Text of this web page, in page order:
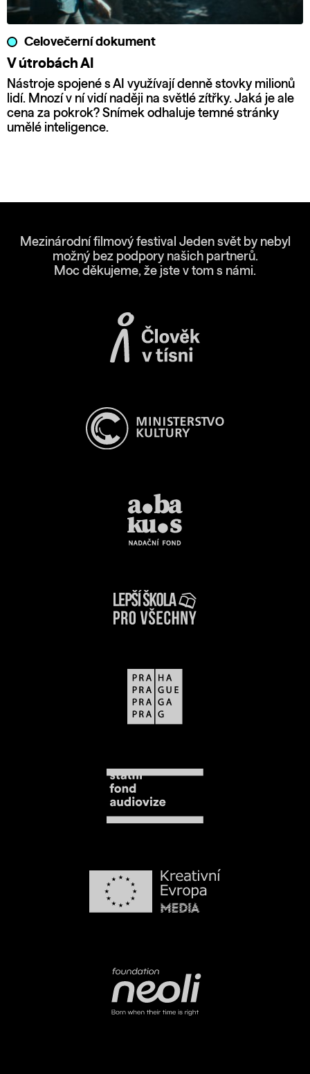
Celovečerní dokument
V útrobách AI
Nástroje spojené s AI využívají denně stovky milionů
lidí. Mnozí v ní vidí naději na světlé zítřky. Jaká je ale
cena za pokrok? Snímek odhaluje temné stránky
umělé inteligence.
Mezinárodní filmový festival Jeden svět by nebyl
možný bez podpory našich partnerů.
Moc děkujeme, že jste v tom s námi.